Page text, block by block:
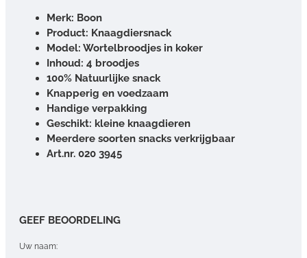
Merk: Boon
Product: Knaagdiersnack
Model: Wortelbroodjes in koker
Inhoud: 4 broodjes
100% Natuurlijke snack
Knapperig en voedzaam
Handige verpakking
Geschikt: kleine knaagdieren
Meerdere soorten snacks verkrijgbaar
Art.nr. 020 3945
GEEF BEOORDELING
Uw naam: